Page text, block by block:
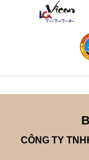
CÔNG TY